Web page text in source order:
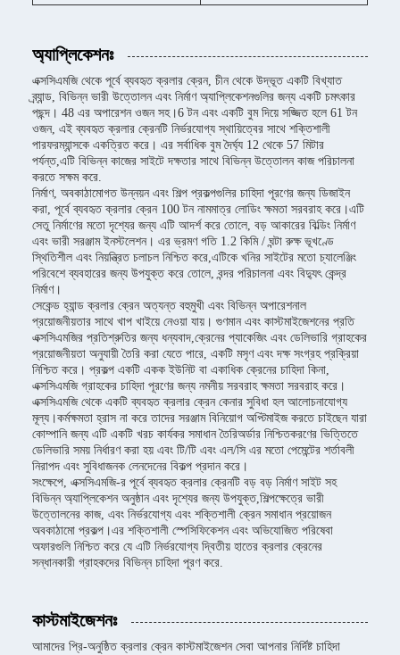
অ্যাপ্লিকেশনঃ
এক্সসিএমজি থেকে পূর্বে ব্যবহৃত ক্রলার ক্রেন, চীন থেকে উদ্ভূত একটি বিখ্যাত
ব্র্যান্ড, বিভিন্ন ভারী উত্তোলন এবং নির্মাণ অ্যাপ্লিকেশনগুলির জন্য একটি চমৎকার
পছন্দ। 48 এর অপারেশন ওজন সহ।6 টন এবং একটি বুম দিয়ে সজ্জিত হলে 61 টন
ওজন, এই ব্যবহৃত ক্রলার ক্রেনটি নির্ভরযোগ্য স্থায়িত্বের সাথে শক্তিশালী
পারফরম্যান্সকে একত্রিত করে। এর সর্বাধিক বুম দৈর্ঘ্য 12 থেকে 57 মিটার
পর্যন্ত,এটি বিভিন্ন কাজের সাইটে দক্ষতার সাথে বিভিন্ন উত্তোলন কাজ পরিচালনা
করতে সক্ষম করে.
নির্মাণ, অবকাঠামোগত উন্নয়ন এবং শিল্প প্রকল্পগুলির চাহিদা পূরণের জন্য ডিজাইন
করা, পূর্বে ব্যবহৃত ক্রলার ক্রেন 100 টন নামমাত্র লোডিং ক্ষমতা সরবরাহ করে।এটি
সেতু নির্মাণের মতো দৃশ্যের জন্য এটি আদর্শ করে তোলে, বড় আকারের বিল্ডিং নির্মাণ
এবং ভারী সরঞ্জাম ইনস্টলেশন। এর ভ্রমণ গতি 1.2 কিমি / ঘন্টা রুক্ষ ভূখণ্ডে
স্থিতিশীল এবং নিয়ন্ত্রিত চলাচল নিশ্চিত করে,এটিকে খনির সাইটের মতো চ্যালেঞ্জিং
পরিবেশে ব্যবহারের জন্য উপযুক্ত করে তোলে, বন্দর পরিচালনা এবং বিদ্যুৎ কেন্দ্র
নির্মাণ।
সেকেন্ড হ্যান্ড ক্রলার ক্রেন অত্যন্ত বহুমুখী এবং বিভিন্ন অপারেশনাল
প্রয়োজনীয়তার সাথে খাপ খাইয়ে নেওয়া যায়। গুণমান এবং কাস্টমাইজেশনের প্রতি
এক্সসিএমজির প্রতিশ্রুতির জন্য ধন্যবাদ,ক্রেনের প্যাকেজিং এবং ডেলিভারি গ্রাহকের
প্রয়োজনীয়তা অনুযায়ী তৈরি করা যেতে পারে, একটি মসৃণ এবং দক্ষ সংগ্রহ প্রক্রিয়া
নিশ্চিত করে। প্রকল্প একটি একক ইউনিট বা একাধিক ক্রেনের চাহিদা কিনা,
এক্সসিএমজি গ্রাহকের চাহিদা পূরণের জন্য নমনীয় সরবরাহ ক্ষমতা সরবরাহ করে।
এক্সসিএমজি থেকে একটি ব্যবহৃত ক্রলার ক্রেন কেনার সুবিধা হল আলোচনাযোগ্য
মূল্য।কর্মক্ষমতা হ্রাস না করে তাদের সরঞ্জাম বিনিয়োগ অপ্টিমাইজ করতে চাইছেন যারা
কোম্পানি জন্য এটি একটি খরচ কার্যকর সমাধান তৈরিঅর্ডার নিশ্চিতকরণের ভিত্তিতে
ডেলিভারি সময় নির্ধারণ করা হয় এবং টি/টি এবং এল/সি এর মতো পেমেন্টের শর্তাবলী
নিরাপদ এবং সুবিধাজনক লেনদেনের বিকল্প প্রদান করে।
সংক্ষেপে, এক্সসিএমজি-র পূর্বে ব্যবহৃত ক্রলার ক্রেনটি বড় বড় নির্মাণ সাইট সহ
বিভিন্ন অ্যাপ্লিকেশন অনুষ্ঠান এবং দৃশ্যের জন্য উপযুক্ত,শিল্পক্ষেত্রে ভারী
উত্তোলনের কাজ, এবং নির্ভরযোগ্য এবং শক্তিশালী ক্রেন সমাধান প্রয়োজন
অবকাঠামো প্রকল্প।এর শক্তিশালী স্পেসিফিকেশন এবং অভিযোজিত পরিষেবা
অফারগুলি নিশ্চিত করে যে এটি নির্ভরযোগ্য দ্বিতীয় হাতের ক্রলার ক্রেনের
সন্ধানকারী গ্রাহকদের বিভিন্ন চাহিদা পূরণ করে.
কাস্টমাইজেশনঃ
আমাদের প্রি-অনুষ্ঠিত ক্রলার ক্রেন কাস্টমাইজেশন সেবা আপনার নির্দিষ্ট চাহিদা